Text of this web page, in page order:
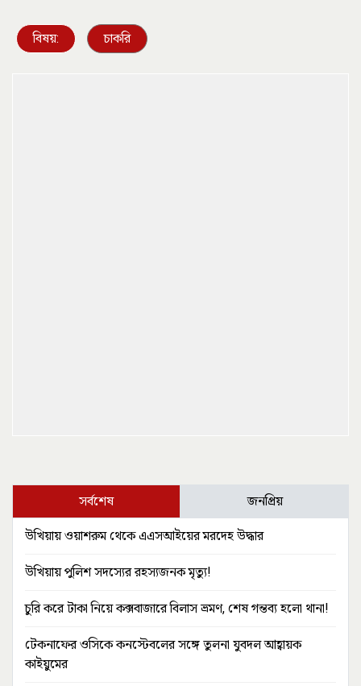
বিষয়: চাকরি
সর্বশেষ জনপ্রিয়
উখিয়ায় ওয়াশরুম থেকে এএসআইয়ের মরদেহ উদ্ধার
উখিয়ায় পুলিশ সদস্যের রহস্যজনক মৃত্যু!
চুরি করে টাকা নিয়ে কক্সবাজারে বিলাস ভ্রমণ, শেষ গন্তব্য হলো থানা!
টেকনাফের ওসিকে কনস্টেবলের সঙ্গে তুলনা যুবদল আহ্বায়ক
কাইয়ুমের